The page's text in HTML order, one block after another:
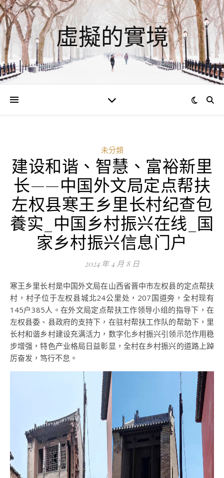
虛擬的實境
未分類
建设和谐、智慧、富裕新里
长——中国外文局定点帮扶
左权县寒王乡里长村纪查包
養实_中国乡村振兴在线_国
家乡村振兴信息门户
2024 年 4 月 8 日
寒王乡里长村是中国外文局在山西省晋中市左权县的定点帮扶
村，村子位于左权县城北24公里处，207国道旁，全村现有
145户385人。在外文局定点帮扶工作领导小组的指导下，在
左权县委、县政府的支持下，在驻村帮扶工作队的帮助下，里
长村和谐乡村建设充满活力，数字化乡村振兴引领示范作用稳
步增强，特色产业格局日益彰显，全村在乡村振兴的道路上踔
厉奋发，笃行不怠。